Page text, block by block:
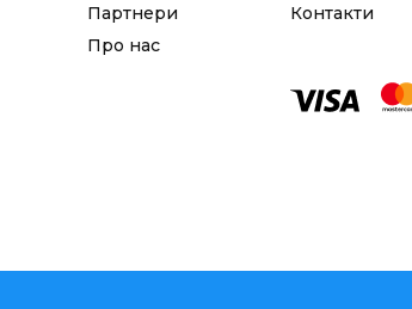
Партнери
Про нас
Контакти